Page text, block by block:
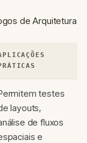
de Arquitetura
testes
layouts,
de fluxos
e